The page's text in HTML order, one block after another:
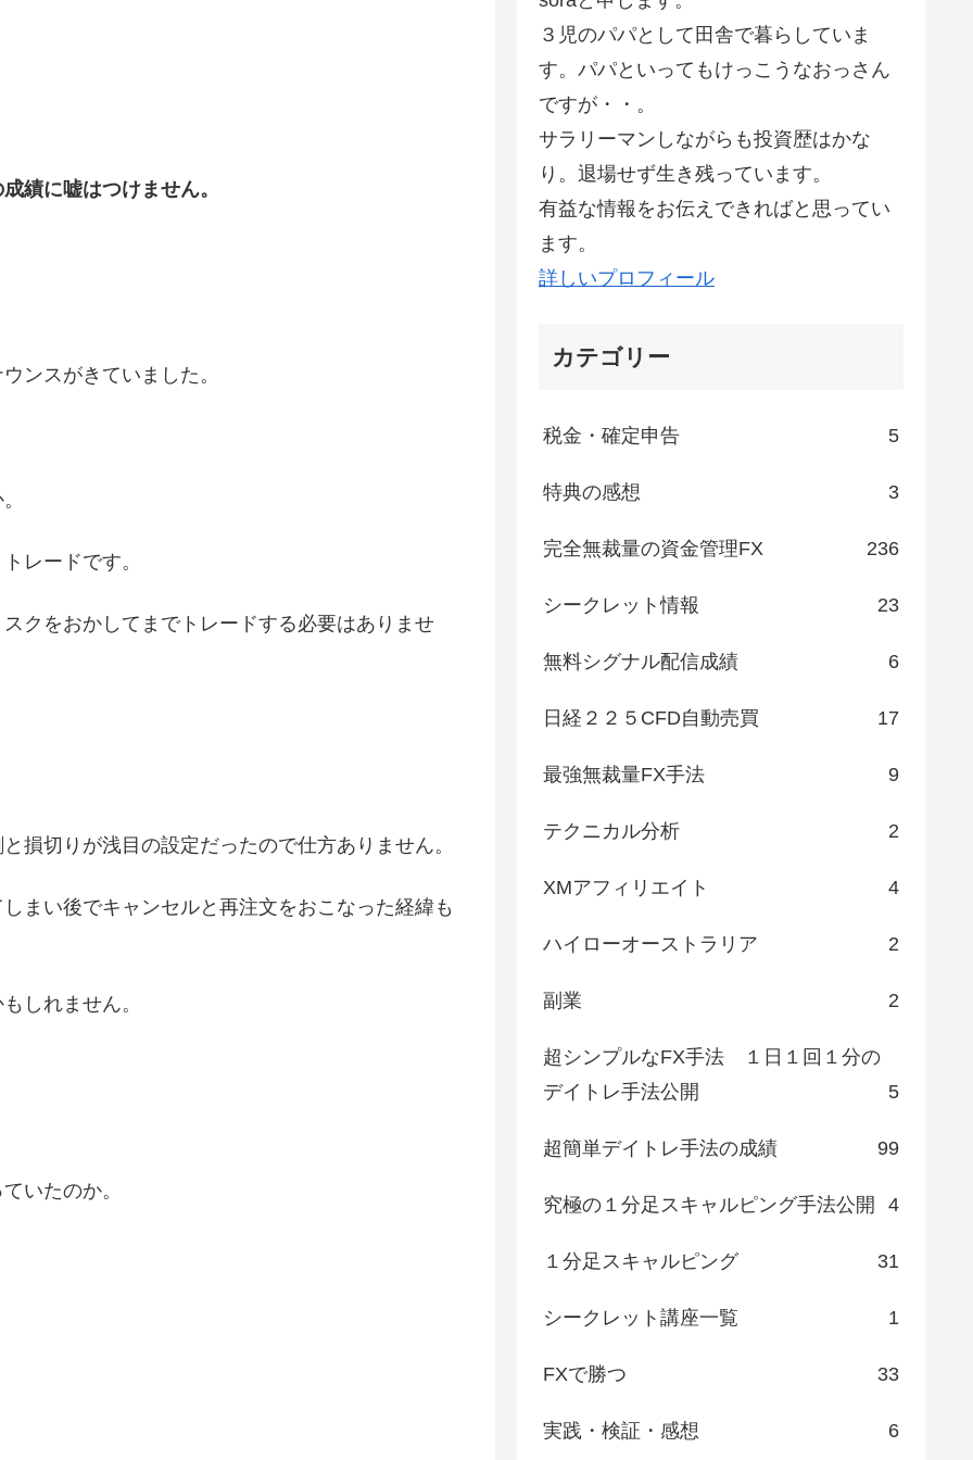
績に嘘はつけません。
ンスがきていました。
レードです。
クをおかしてまでトレードする必要はありませ
損切りが浅目の設定だったので仕方ありません。
まい後でキャンセルと再注文をおこなった経緯も
しれません。
いたのか。
３児のパパとして田舎で暮らしていま
す。パパといってもけっこうなおっさん
ですが・・。
サラリーマンしながらも投資歴はかな
り。退場せず生き残っています。
有益な情報をお伝えできればと思ってい
ます。
詳しいプロフィール
カテゴリー
税金・確定申告 5
特典の感想 3
完全無裁量の資金管理FX 236
シークレット情報 23
無料シグナル配信成績 6
日経２２５CFD自動売買 17
最強無裁量FX手法 9
テクニカル分析 2
XMアフィリエイト 4
ハイローオーストラリア 2
副業 2
超シンプルなFX手法 １日１回１分の
デイトレ手法公開
5
超簡単デイトレ手法の成績 99
究極の１分足スキャルピング手法公開 4
１分足スキャルピング 31
シークレット講座一覧 1
FXで勝つ 33
実践・検証・感想 6